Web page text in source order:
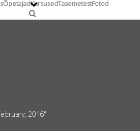
ÕpetajadKursusedTasemetestFotod
2016"